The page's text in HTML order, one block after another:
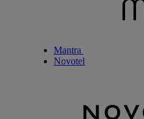
Mantra
Novotel